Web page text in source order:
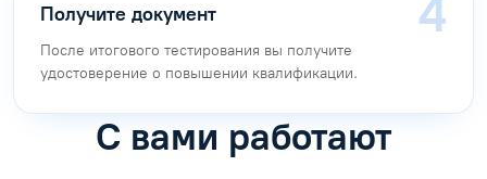
Получите документ
После итогового тестирования вы получите
удостоверение о повышении квалификации.
С вами работают